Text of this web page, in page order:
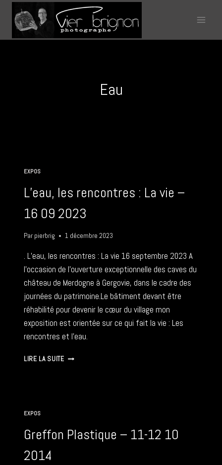
contenu
Eau
EXPOS
L’eau, les rencontres : La vie –
16 09 2023
Par pierbrig 1 décembre 2023
. L’eau, les rencontres : La vie 16 septembre 2023 A
l’occasion de l’ouverture exceptionnelle des caves du
château de Merdogne à Gergovie, dans le cadre des
journées du patrimoine.Le bâtiment devant être
réhabilité pour devenir le cœur du village mon
exposition est orientée sur ce qui fait la vie : Les
rencontres et l’eau.
LIRE LA SUITEL’EAU,
16
09
EXPOS
Greffon Plastique – 11-12 10
2014